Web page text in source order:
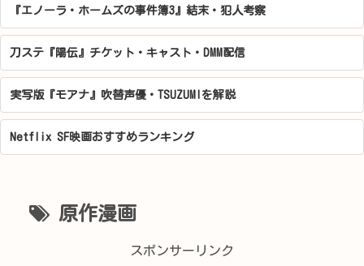
『エノーラ・ホームズの事件簿3』結末・犯人考察
刀ステ『陽伝』チケット・キャスト・DMM配信
実写版『モアナ』吹替声優・TSUZUMIを解説
Netflix SF映画おすすめランキング
原作漫画
スポンサーリンク